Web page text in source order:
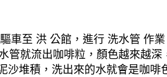
車至 洪 公館，進行 洗水管 作
管就流出咖啡粒，顏色越來越
沙堆積，洗出來的水就會是咖